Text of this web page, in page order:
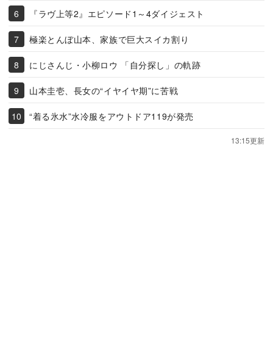
『ラヴ上等2』エピソード1～4ダイジェスト
極楽とんぼ山本、家族で巨大スイカ割り
にじさんじ・小柳ロウ 「自分探し」の軌跡
山本圭壱、長女の“イヤイヤ期”に苦戦
“着る氷水”水冷服をアウトドア119が発売
13:15更新